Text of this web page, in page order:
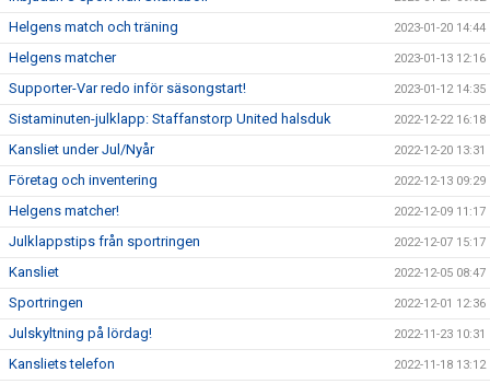
Helgens match och träning 2023-01-20 14:44
Helgens matcher 2023-01-13 12:16
Supporter-Var redo inför säsongstart! 2023-01-12 14:35
Sistaminuten-julklapp: Staffanstorp United halsduk 2022-12-22 16:18
Kansliet under Jul/Nyår 2022-12-20 13:31
Företag och inventering 2022-12-13 09:29
Helgens matcher! 2022-12-09 11:17
Julklappstips från sportringen 2022-12-07 15:17
Kansliet 2022-12-05 08:47
Sportringen 2022-12-01 12:36
Julskyltning på lördag! 2022-11-23 10:31
Kansliets telefon 2022-11-18 13:12